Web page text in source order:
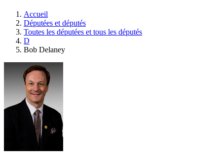
législative.
Accueil
Députées et députés
Toutes les députées et tous les députés
D
Bob Delaney